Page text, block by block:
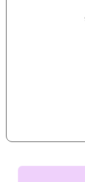
سالم ، یک هفته